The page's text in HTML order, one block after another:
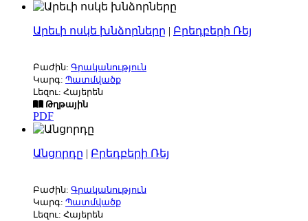
Արեւի ոսկե խնձորները | Բրեդբերի Ռեյ
Բաժին: Գրականություն
Կարգ: Պատմվածք
Լեզու: Հայերեն
Թղթային
PDF
Անցորդը | Բրեդբերի Ռեյ
Բաժին: Գրականություն
Կարգ: Պատմվածք
Լեզու: Հայերեն